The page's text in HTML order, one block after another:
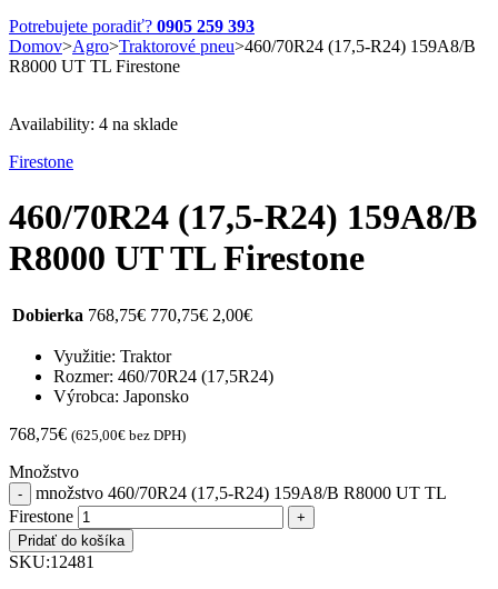
Potrebujete poradiť? 0905 259 393
Domov>Agro>Traktorové pneu>460/70R24 (17,5-R24) 159A8/B
R8000 UT TL Firestone
Availability: 4 na sklade
Firestone
460/70R24 (17,5-R24) 159A8/B
R8000 UT TL Firestone
Dobierka 768,75€ 770,75€ 2,00€
Využitie: Traktor
Rozmer: 460/70R24 (17,5R24)
Výrobca: Japonsko
768,75€ (625,00€ bez DPH)
Množstvo
množstvo 460/70R24 (17,5-R24) 159A8/B R8000 UT TL
Firestone
Pridať do košíka
SKU:12481